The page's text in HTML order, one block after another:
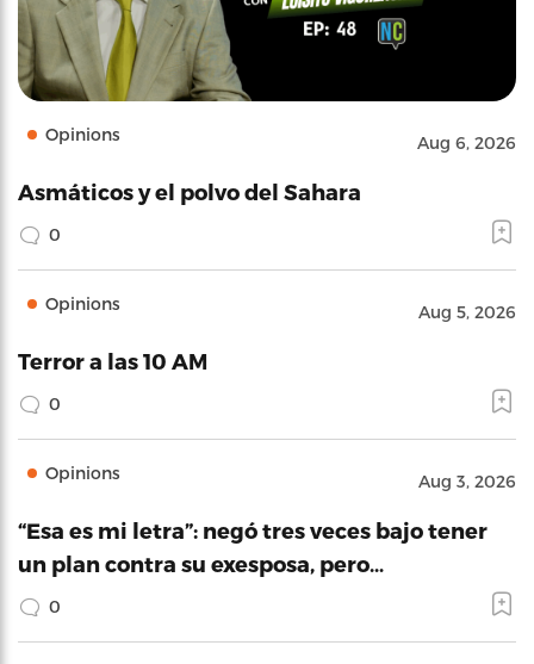
Opinions Aug 6, 2026
Asmáticos y el polvo del Sahara
0
Opinions Aug 5, 2026
Terror a las 10 AM
0
Opinions Aug 3, 2026
“Esa es mi letra”: negó tres veces bajo tener
un plan contra su exesposa, pero…
0